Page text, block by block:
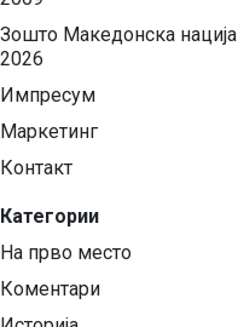
Зошто Македонска нација
2026
Импресум
Маркетинг
Контакт
Категории
На прво место
Коментари